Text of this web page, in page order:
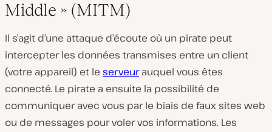
Middle » (MITM)
Il s’agit d’une attaque d’écoute où un pirate peut
intercepter les données transmises entre un client
(votre appareil) et le serveurauquel vous êtes
connecté. Le pirate a ensuite la possibilité de
communiquer avec vous par le biais de faux sites web
ou de messages pour voler vos informations. Les